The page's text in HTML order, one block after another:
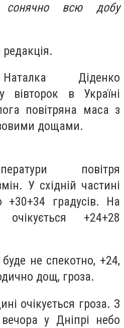
всю добу
Діденко
вівторок в Україні
повітряна маса з
дощами.
повітря
У східній частині
+30+34 градусів. На
очікується +24+28
не спекотно, +24,
дощ, гроза.
очікується гроза. З
у Дніпрі небо